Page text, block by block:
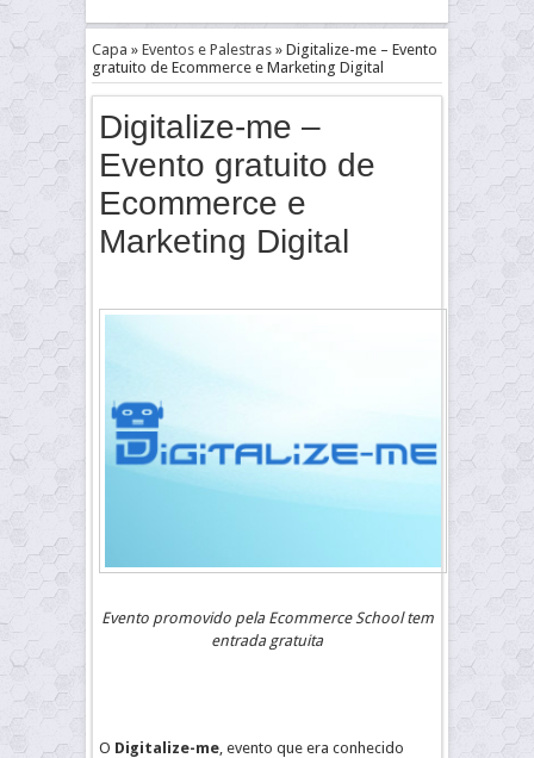
Capa » Eventos e Palestras » Digitalize-me – Evento
gratuito de Ecommerce e Marketing Digital
Digitalize-me –
Evento gratuito de
Ecommerce e
Marketing Digital
Evento promovido pela Ecommerce School tem
entrada gratuita
O Digitalize-me , evento que era conhecido